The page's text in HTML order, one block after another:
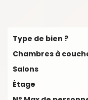
Type de bien ?
Chambres à
Salons
Étage